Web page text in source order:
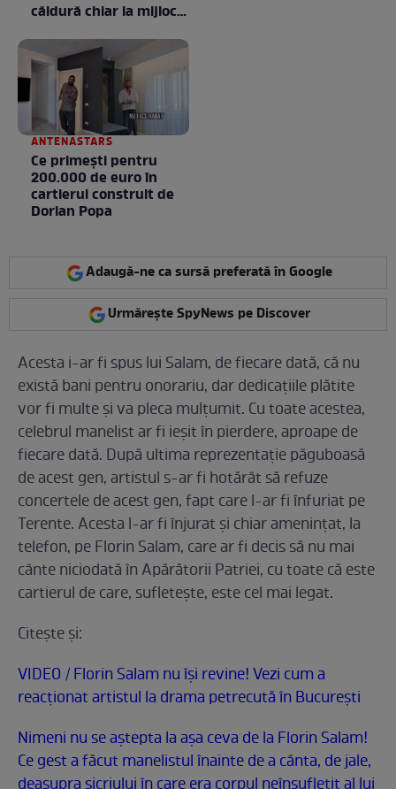
căldură chiar la mijlocul
ANTENASTARS
Ce primești pentru
200.000 de euro în
cartierul construit de
Dorian Popa
Adaugă-ne ca sursă preferată în Google
Urmărește SpyNews pe Discover
Acesta i-ar fi spus lui Salam, de fiecare dată, că nu
există bani pentru onorariu, dar dedicaţiile plătite
vor fi multe şi va pleca mulţumit. Cu toate acestea,
celebrul manelist ar fi ieşit în pierdere, aproape de
fiecare dată. După ultima reprezentaţie păguboasă
de acest gen, artistul s-ar fi hotărât să refuze
concertele de acest gen, fapt care l-ar fi înfuriat pe
Terente. Acesta l-ar fi înjurat şi chiar ameninţat, la
telefon, pe Florin Salam, care ar fi decis să nu mai
cânte niciodată în Apărătorii Patriei, cu toate că este
cartierul de care, sufleteşte, este cel mai legat.
Citeşte şi:
VIDEO / Florin Salam nu își revine! Vezi cum a
reacționat artistul la drama petrecută în București
Nimeni nu se aștepta la așa ceva de la Florin Salam!
Ce gest a făcut manelistul înainte de a cânta, de jale,